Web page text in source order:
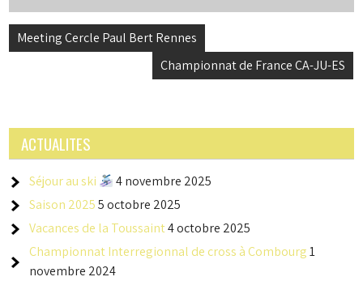
Navigation
Meeting Cercle Paul Bert Rennes
Championnat de France CA-JU-ES
ACTUALITES
Séjour au ski
4 novembre 2025
Saison 2025 5 octobre 2025
Vacances de la Toussaint4 octobre 2025
Championnat Interregionnal de cross à Combourg 1
novembre 2024